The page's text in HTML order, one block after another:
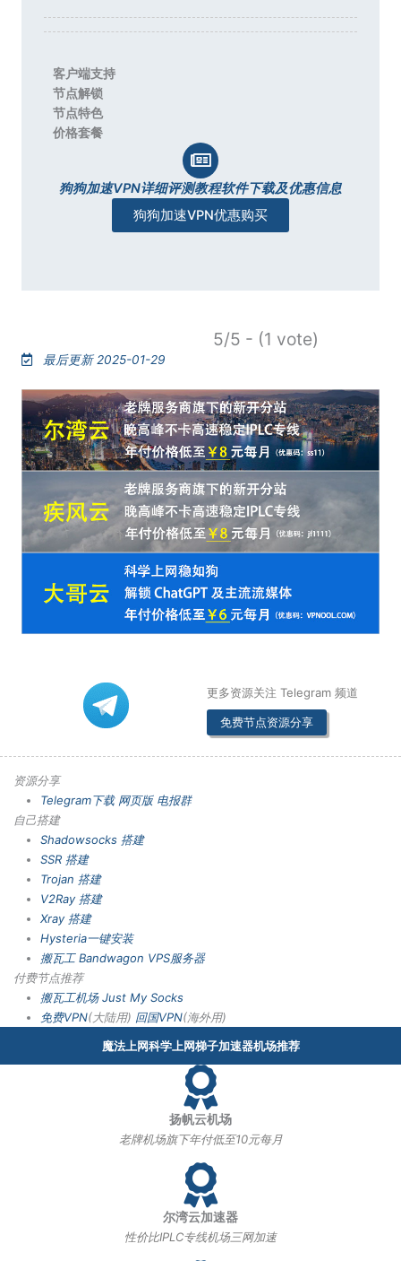
客户端支持
节点解锁
节点特色
价格套餐
狗狗加速VPN详细评测教程软件下载及优惠信息
狗狗加速VPN优惠购买
5/5 - (1 vote)
最后更新 2025-01-29
更多资源关注 Telegram 频道
免费节点资源分享
资源分享
Telegram下载 网页版 电报群
自己搭建
Shadowsocks 搭建
SSR 搭建
Trojan 搭建
V2Ray 搭建
Xray 搭建
Hysteria一键安装
搬瓦工 Bandwagon VPS服务器
付费节点推荐
搬瓦工机场 Just My Socks
免费VPN(大陆用) 回国VPN(海外用)
魔法上网科学上网梯子加速器机场推荐
扬帆云机场
老牌机场旗下年付低至10元每月
尔湾云加速器
性价比IPLC专线机场三网加速